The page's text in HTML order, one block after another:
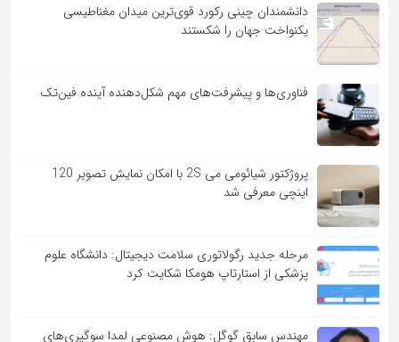
دانشمندان چینی رکورد قوی‌ترین میدان مغناطیسی
یکنواخت جهان را شکستند
فناوری‌ها و پیشرفت‌های مهم شکل‌دهنده آینده فین‌تک
پروژکتور شیائومی می 2S با امکان نمایش تصویر 120
اینچی معرفی شد
مرحله جدید رگولاتوری سلامت دیجیتال: دانشگاه علوم
پزشکی از استارتاپ هومکا شکایت کرد
مهندس سابق گوگل: هوش مصنوعی لمدا سوگیری‌های